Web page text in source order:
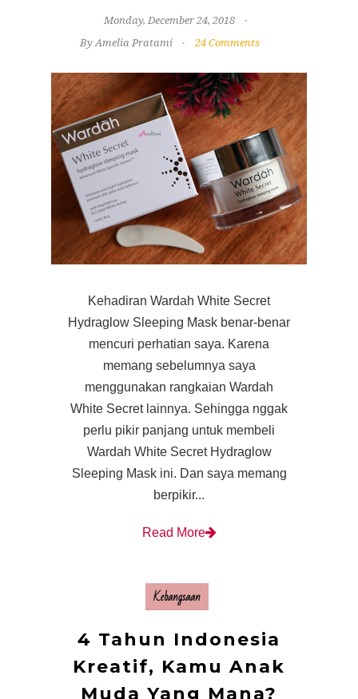
Monday, December 24, 2018
By Amelia Pratami
24 Comments
Kehadiran Wardah White Secret
Hydraglow Sleeping Mask benar-benar
mencuri perhatian saya. Karena
memang sebelumnya saya
menggunakan rangkaian Wardah
White Secret lainnya. Sehingga nggak
perlu pikir panjang untuk membeli
Wardah White Secret Hydraglow
Sleeping Mask ini. Dan saya memang
berpikir...
Read More
Kebangsaan
4 Tahun Indonesia
Kreatif, Kamu Anak
Muda Yang Mana?